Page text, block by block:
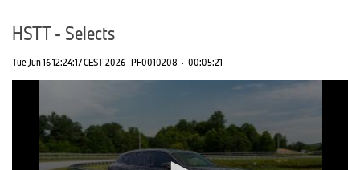
HSTT - Selects
Tue Jun 16 12:24:17 CEST 2026 PF0010208 · 00:05:21